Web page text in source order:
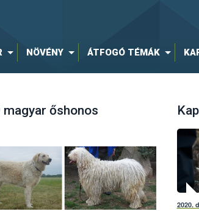
NÖVÉNY ÁTFOGÓ TÉMÁK
magyar őshonos
2020.